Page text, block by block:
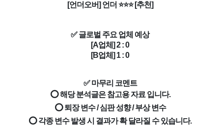
[언더오버] 언더 ⭐⭐⭐ [추천]
✅ 글로벌 주요 업체 예상
[A업체] 2 : 0
[B업체] 1 : 0
✅ 마무리 코멘트
⭕ 해당 분석글은 참고용 자료 입니다.
⭕ 퇴장 변수 / 심판 성향 / 부상 변수
⭕ 각종 변수 발생 시 결과가 확 달라질 수 있습니다.